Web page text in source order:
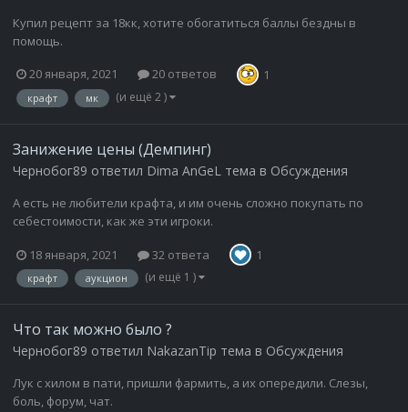
Купил рецепт за 18кк, хотите обогатиться баллы бездны в
помощь.
20 января, 2021 20 ответов 1
крафт мк (и ещё 2 )
Занижение цены (Демпинг)
Чернобог89 ответил Dima AnGeL тема в Обсуждения
А есть не любители крафта, и им очень сложно покупать по
себестоимости, как же эти игроки.
18 января, 2021 32 ответа 1
крафт аукцион (и ещё 1 )
Что так можно было ?
Чернобог89 ответил NakazanTip тема в Обсуждения
Лук с хилом в пати, пришли фармить, а их опередили. Слезы,
боль, форум, чат.